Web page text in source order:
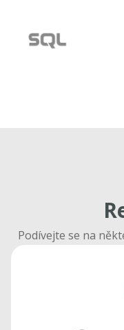
Podívejte se na